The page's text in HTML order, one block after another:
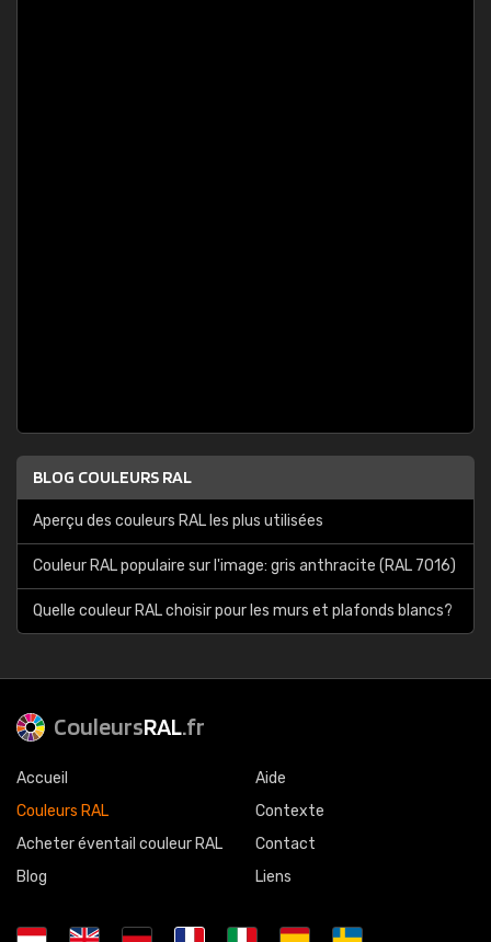
BLOG COULEURS RAL
Aperçu des couleurs RAL les plus utilisées
Couleur RAL populaire sur l'image: gris anthracite (RAL 7016)
Quelle couleur RAL choisir pour les murs et plafonds blancs?
CouleursRAL.fr
Accueil
Couleurs RAL
Acheter éventail couleur RAL
Blog
Aide
Contexte
Contact
Liens